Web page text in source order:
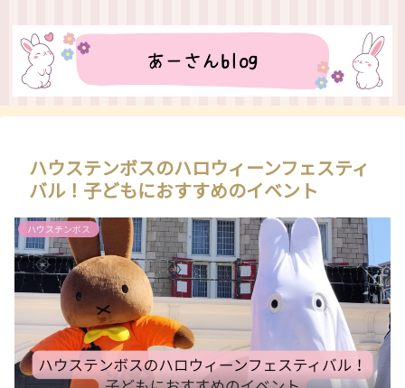
ハウステンボスのハロウィーンフェスティ
バル！子どもにおすすめのイベント
ハウステンボス